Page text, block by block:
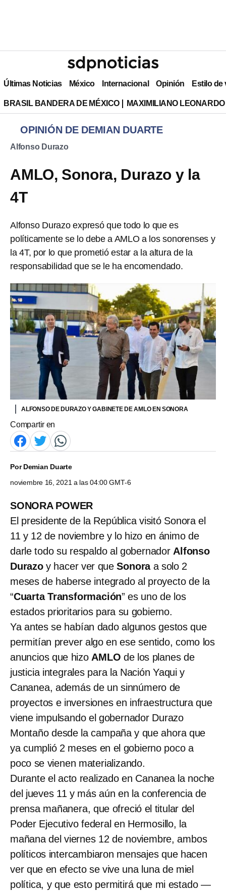
Últimas Noticias México Internacional Opinión Estilo de
BRASIL BANDERA DE MÉXICO MAXIMILIANO
OPINIÓN DE DEMIAN DUARTE
Alfonso Durazo
AMLO, Sonora, Durazo y la
4T
Alfonso Durazo expresó que todo lo que es
políticamente se lo debe a AMLO a los sonorenses y
la 4T, por lo que prometió estar a la altura de la
responsabilidad que se le ha encomendado.
ALFONSO DE DURAZO Y GABINETE DE AMLO EN SONORA
Compartir en
PorDemian Duarte
noviembre 16, 2021 a las 04:00 GMT-6
SONORA POWER
El presidente de la República visitó Sonora el
11 y 12 de noviembre y lo hizo en ánimo de
darle todo su respaldo al gobernador Alfonso
Durazoy hacer ver queSonoraa solo 2
meses de haberse integrado al proyecto de la
“Cuarta Transformación” es uno de los
estados prioritarios para su gobierno.
Ya antes se habían dado algunos gestos que
permitían prever algo en ese sentido, como los
anuncios que hizo AMLO de los planes de
justicia integrales para la Nación Yaqui y
Cananea, además de un sinnúmero de
proyectos e inversiones en infraestructura que
viene impulsando el gobernador Durazo
Montaño desde la campaña y que ahora que
ya cumplió 2 meses en el gobierno poco a
poco se vienen materializando.
Durante el acto realizado en Cananea la noche
del jueves 11 y más aún en la conferencia de
prensa mañanera, que ofreció el titular del
Poder Ejecutivo federal en Hermosillo, la
mañana del viernes 12 de noviembre, ambos
políticos intercambiaron mensajes que hacen
ver que en efecto se vive una luna de miel
política, y que esto permitirá que mi estado —